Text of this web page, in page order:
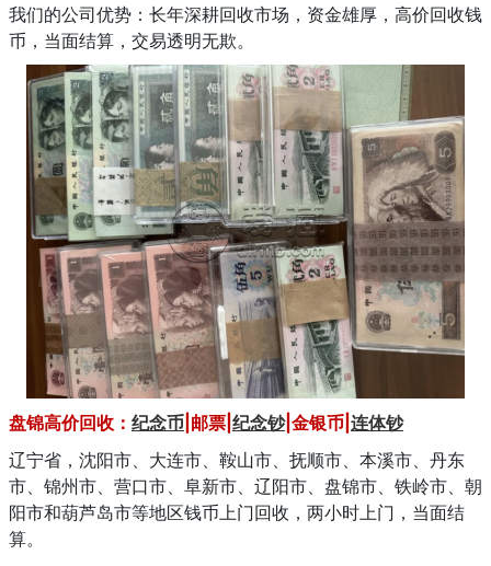
我们的公司优势：长年深耕回收市场，资金雄厚，高价回收钱
币，当面结算，交易透明无欺。
盘锦高价回收： 纪念币 |邮票| 纪念钞|金银币| 连体钞
辽宁省，沈阳市、大连市、鞍山市、抚顺市、本溪市、丹东
市、锦州市、营口市、阜新市、辽阳市、盘锦市、铁岭市、朝
阳市和葫芦岛市等地区钱币上门回收，两小时上门，当面结
算。